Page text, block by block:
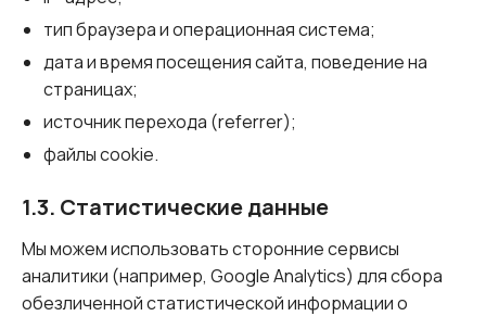
тип браузера и операционная система;
дата и время посещения сайта, поведение на
страницах;
источник перехода (referrer);
файлы cookie.
1.3. Статистические данные
Мы можем использовать сторонние сервисы
аналитики (например, Google Analytics) для сбора
обезличенной статистической информации о